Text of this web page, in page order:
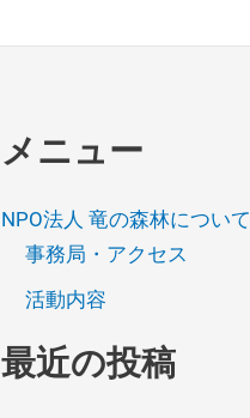
メニュー
NPO法人 竜の森林について
事務局・アクセス
活動内容
最近の投稿